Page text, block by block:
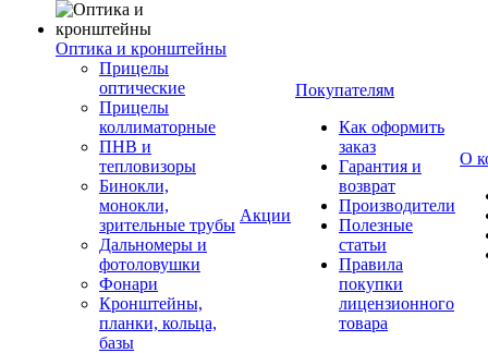
Оптика и кронштейны
Прицелы
оптические
Прицелы
коллиматорные
ПНВ и
тепловизоры
Бинокли,
монокли,
зрительные трубы
Дальномеры и
фотоловушки
Фонари
Кронштейны,
планки, кольца,
базы
Акции
Покупателям
Как оформить
заказ
Гарантия и
возврат
Производители
Полезные
статьи
Правила
покупки
лицензионного
товара
О